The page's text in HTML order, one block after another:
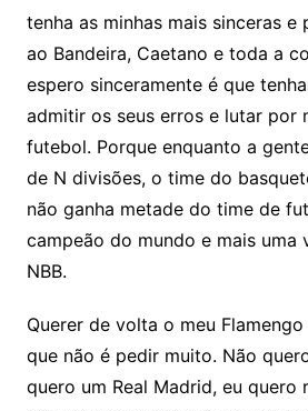
tenha as minhas mais sinceras
ao Bandeira, Caetano e toda a
espero sinceramente é que
admitir os seus erros e lutar por
futebol. Porque enquanto a
de N divisões, o time do
não ganha metade do time de
campeão do mundo e mais uma
NBB.
Querer de volta o meu
que não é pedir muito. Não
quero um Real Madrid, eu quero